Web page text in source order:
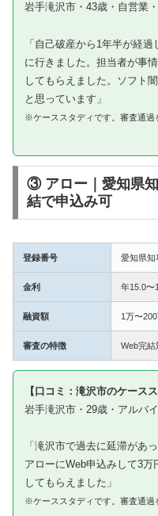
岩手滝沢市・43歳・自営業
「自己破産から1年半が経
に行きました。担当者が事
してもらえました。ソフト
と思っています」
※ケーススタディです。審査通過
③ アロー｜愛知県
結で申込み可
登録番号 愛知県知
金利 年15.0〜
融資額 1万〜
審査の特徴 Web完結
【口コミ：滝沢市のケースス
岩手滝沢市・29歳・アルバ
「滝沢市で過去に延滞があ
アローにWeb申込みして3
してもらえました」
※ケーススタディです。審査通過